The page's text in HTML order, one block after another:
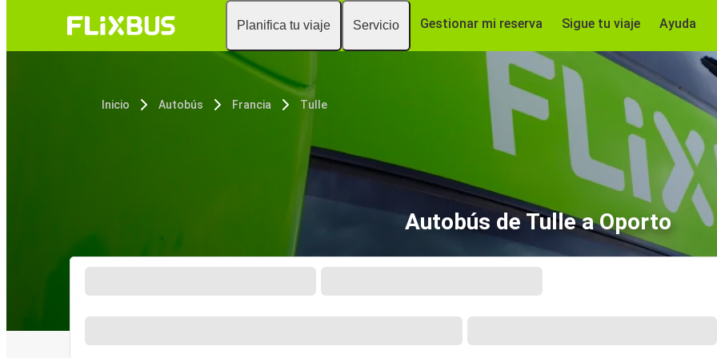
Planifica tu viaje Servicio Gestionar mi reserva Sigue tu viaje Ayuda
Inicio Autobús Francia Tulle
Autobús de Tulle a Oporto